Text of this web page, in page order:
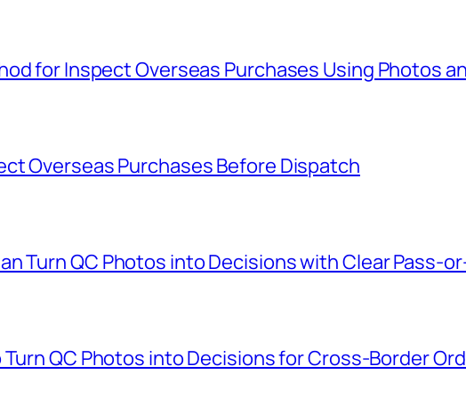
for Inspect Overseas Purchases Using Photos
Overseas Purchases Before Dispatch
Turn QC Photos into Decisions with Clear Pass-
Turn QC Photos into Decisions for Cross-Border